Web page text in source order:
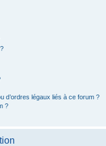
d’ordres légaux liés à ce forum ?
?